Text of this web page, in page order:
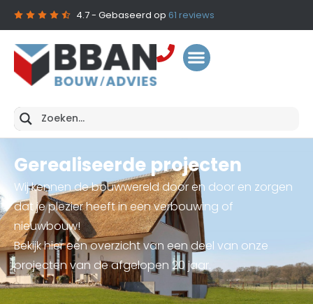
4.7- Gebaseerd op 61 reviews
Gerealiseerde projecten
Wij kennen de bouwwereld door en door en zorgen
dat je plezier heeft in een verbouwing of
nieuwbouw!
Bekijk hier een overzicht van een deel van onze
projecten van de afgelopen 20 jaar.